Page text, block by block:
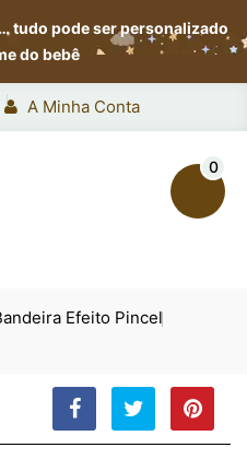
tudo pode ser personalizado
do bebê
A Minha Conta
0
Efeito Pincel